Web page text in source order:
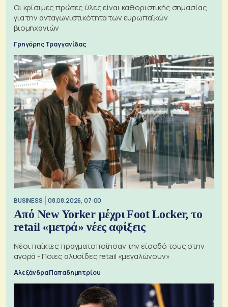
Οι κρίσιμες πρώτες ύλες είναι καθοριστικής σημασίας
για την ανταγωνιστικότητα των ευρωπαϊκών
βιομηχανιών
Γρηγόρης Τραγγανίδας
BUSINESS 08.08.2026, 07:00
Από New Yorker μέχρι Foot Locker, το
retail «μετρά» νέες αφίξεις
Νέοι παίκτες πραγματοποίησαν την είσοδό τους στην
αγορά - Ποιες αλυσίδες retail «μεγαλώνουν»
Αλεξάνδρα Παπαδημητρίου